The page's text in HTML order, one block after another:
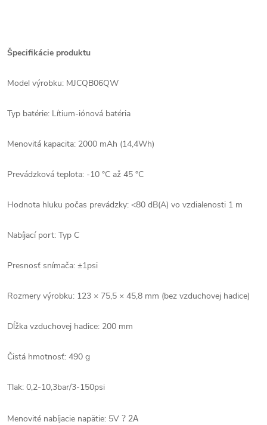
Špecifikácie produktu
Model výrobku: MJCQB06QW
Typ batérie: Lítium-iónová batéria
Menovitá kapacita: 2000 mAh (14,4Wh)
Prevádzková teplota: -10 °C až 45 °C
Hodnota hluku počas prevádzky: <80 dB(A) vo vzdialenosti 1 m
Nabíjací port: Typ C
Presnosť snímača: ±1psi
Rozmery výrobku: 123 × 75,5 × 45,8 mm (bez vzduchovej hadice)
Dĺžka vzduchovej hadice: 200 mm
Čistá hmotnosť: 490 g
Tlak: 0,2-10,3bar/3-150psi
Menovité nabíjacie napätie: 5V ? 2A